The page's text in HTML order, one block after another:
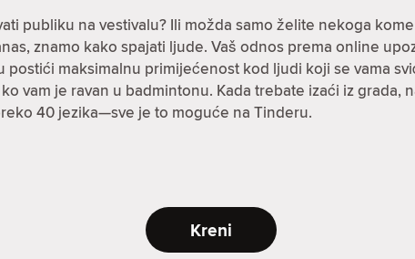
publiku na vestivalu? Ili možda samo želite nekoga
znamo kako spajati ljude. Vaš odnos prema online
maksimalnu primijećenost kod ljudi koji se vama
vam je ravan u badmintonu. Kada trebate izaći iz grada,
40 jezika—sve je to moguće na Tinderu.
Kreni